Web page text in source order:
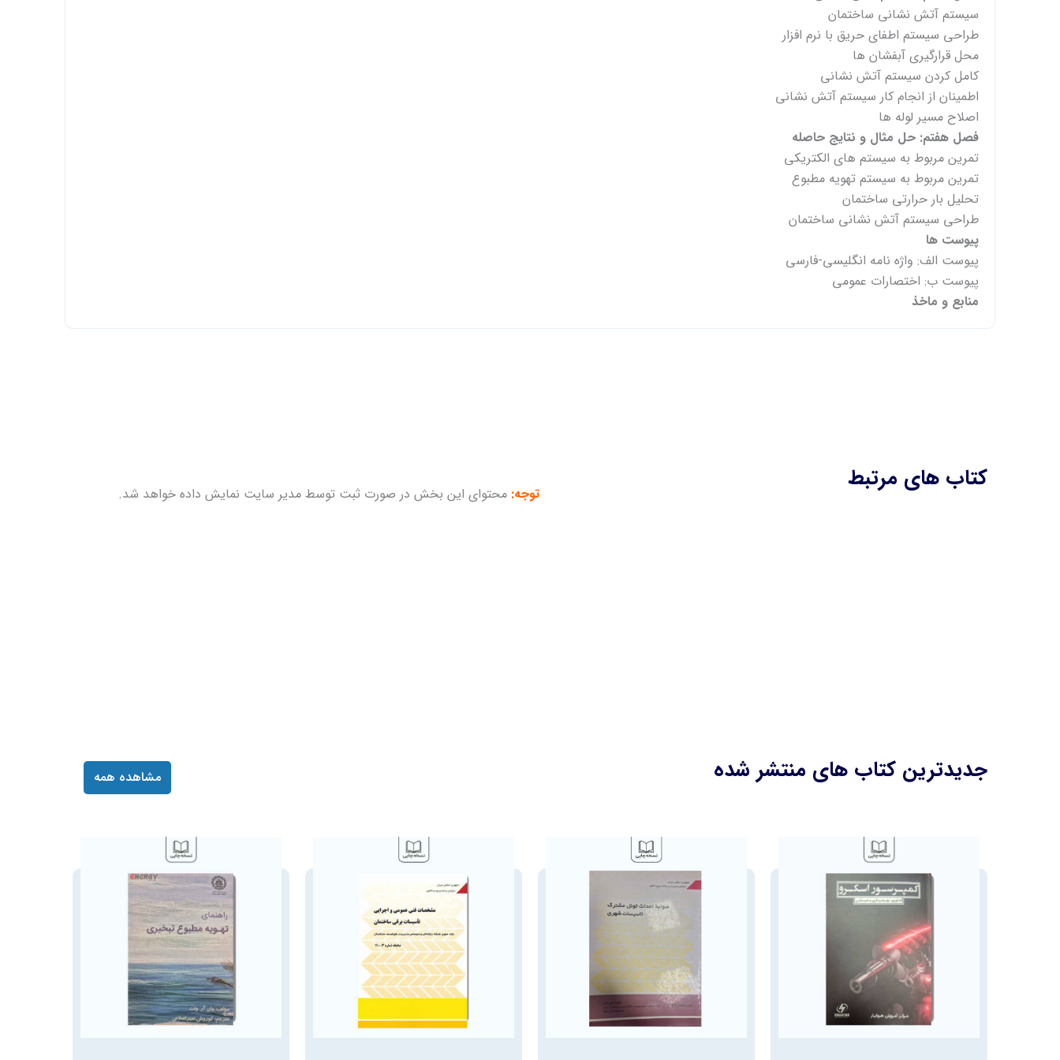
سیستم آتش نشانی ساختمان
طراحی سیستم اطفای حریق با نرم افزار
محل قرارگیری آبفشان ها
کامل کردن سیستم آتش نشانی
اطمینان از انجام کار سیستم آتش نشانی
اصلاح مسیر لوله ها
فصل هفتم: حل مثال و نتایج حاصله
تمرین مربوط به سیستم های الکتریکی
تمرین مربوط به سیستم تهویه مطبوع
تحلیل بار حرارتی ساختمان
طراحی سیستم آتش نشانی ساختمان
پیوست ها
پیوست الف: واژه نامه انگلیسی-فارسی
پیوست ب: اختصارات عمومی
منابع و ماخذ
کتاب های مرتبط توجه: محتوای این بخش در صورت ثبت توسط مدیر سایت نمایش داده خواهد شد.
جدیدترین کتاب های منتشر شده مشاهده همه